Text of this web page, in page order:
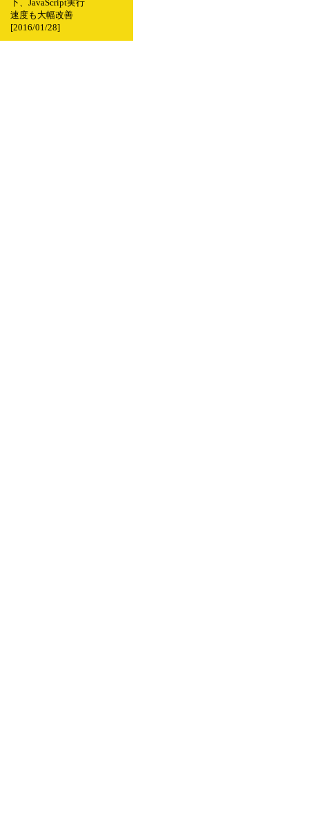
下、JavaScript実行
速度も大幅改善
[2016/01/28]